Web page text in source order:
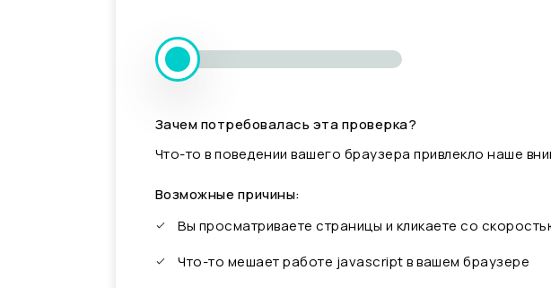
Зачем потребовалась эта проверка?
Что-то в поведении вашего браузера привлекло наше
Возможные причины:
Вы просматриваете страницы и кликаете со
Что-то мешает работе javascript в вашем браузере